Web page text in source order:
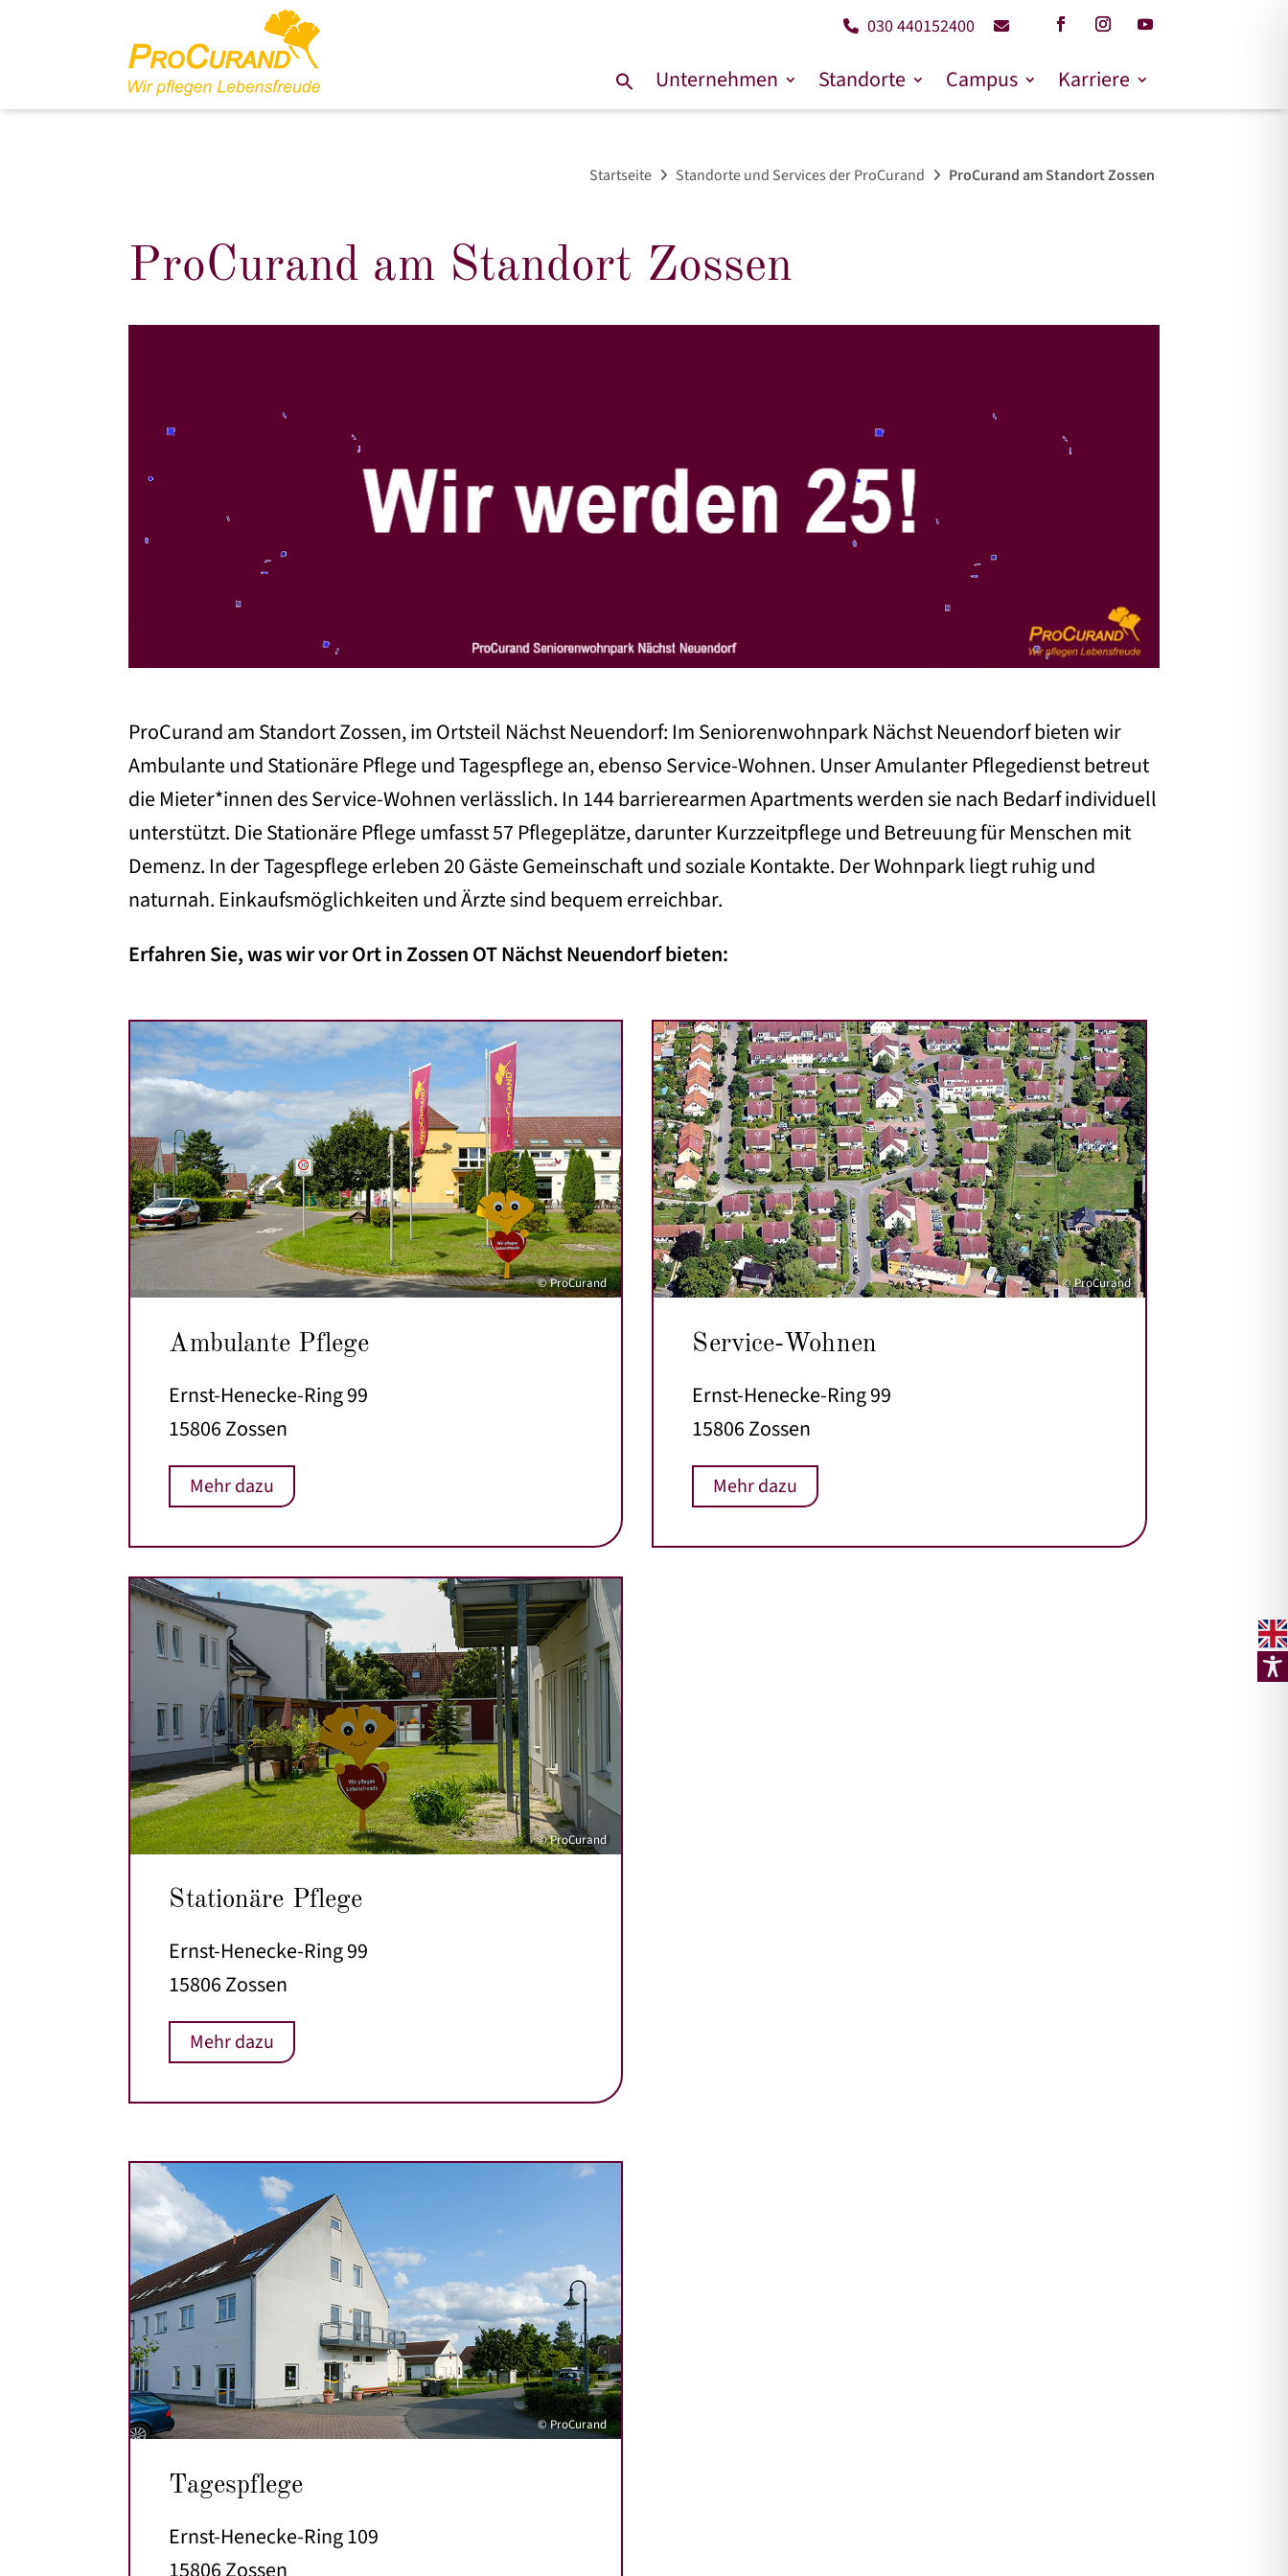
030 440152400
Suche
Unternehmen Standorte Campus Karriere
Startseite Standorte und Services der ProCurand ProCurand am Standort Zossen
ProCurand am Standort Zossen
ProCurand am Standort Zossen, im Ortsteil Nächst Neuendorf: Im Seniorenwohnpark Nächst Neuendorf bieten wir
Ambulante und Stationäre Pflege und Tagespflege an, ebenso Service-Wohnen. Unser Amulanter Pflegedienst betreut
die Mieter*innen des Service-Wohnen verlässlich. In 144 barrierearmen Apartments werden sie nach Bedarf individuell
unterstützt. Die Stationäre Pflege umfasst 57 Pflegeplätze, darunter Kurzzeitpflege und Betreuung für Menschen mit
Demenz. In der Tagespflege erleben 20 Gäste Gemeinschaft und soziale Kontakte. Der Wohnpark liegt ruhig und
naturnah. Einkaufsmöglichkeiten und Ärzte sind bequem erreichbar.
Erfahren Sie, was wir vor Ort in Zossen OT Nächst Neuendorf bieten:
© ProCurand
Ambulante Pflege
Ernst-Henecke-Ring 99
15806 Zossen
Mehr dazu
© ProCurand
Service-Wohnen
Ernst-Henecke-Ring 99
15806 Zossen
Mehr dazu
© ProCurand
Stationäre Pflege
Ernst-Henecke-Ring 99
15806 Zossen
Mehr dazu
© ProCurand
Tagespflege
Ernst-Henecke-Ring 109